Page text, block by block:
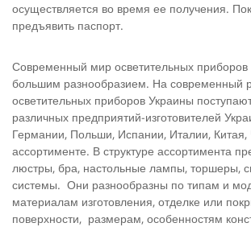
осуществляется во время ее получения.
предъявить паспорт.
Современный мир осветительных приборов
большим разнообразием. На современный
осветительных приборов Украины
различных предприятий-изготовителей
Германии, Польши, Испании, Италии,
ассортименте. В структуре ассортимента
люстры, бра, настольные лампы, торшеры,
системы. Они разнообразны по типам и
материалам изготовления, отделке или
поверхности, размерам, особенностям